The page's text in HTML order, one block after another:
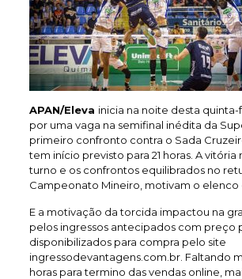
APAN/Eleva inicia na noite desta quinta-
por uma vaga na semifinal inédita da
primeiro confronto contra o Sada
tem início previsto para 21 horas. A vitória
turno e os confrontos equilibrados no
Campeonato Mineiro, motivam o elenco
E a motivação da torcida impactou na
pelos ingressos antecipados com preço
disponibilizados para compra pelo site
ingressodevantagens.com.br. Faltando
horas para termino das vendas online,